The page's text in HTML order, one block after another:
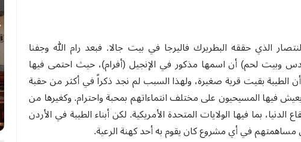
الذي حققه البطريرك فاليرجا في بيت جالا. فبعد رام الله وجفنا
وبيت لحم) أن اسمها مذكور في الإنجيل (أفرام)، حيث احتمى فيها
بقيت قرية صغيرة، ولهذا السبب لم نجد ذكراً في أكثر من حقبة
فيها المسيحيون على مختلف انتماءاتهم بمحبة واحترام. وكغيرها من
بما فيها الولايات المتحدة الأمريكية. لكن أبناء الطيبة في الأردن
مساهمتهم في أي مشروع كان يقوم به أحد كهنة الرعية.